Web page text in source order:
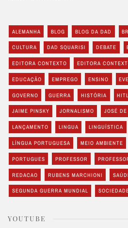
ALEMANHA BLOG BLOG DA DAD
CULTURA DAD SQUARISI DEBATE
EDITORA CONTEXTO EDITORA
EDUCAÇÃO EMPREGO ENSINO
GOVERNO GUERRA HISTÓRIA
JAIME PINSKY JORNALISMO JOSÉ
LANÇAMENTO LINGUA LINGUÍSTICA
LÍNGUA PORTUGUESA MEIO AMBIENTE
PORTUGUES PROFESSOR
REDACAO RUBENS MARCHIONI
SEGUNDA GUERRA MUNDIAL
YOUTUBE